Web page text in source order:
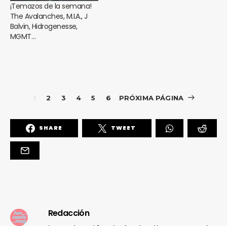
¡Temazos de la semana!
The Avalanches, M.I.A., J
Balvin, Hidrogenesse,
MGMT…
1 2 3 4 5 6 PRÓXIMA PÁGINA
SHARE TWEET
Redacción